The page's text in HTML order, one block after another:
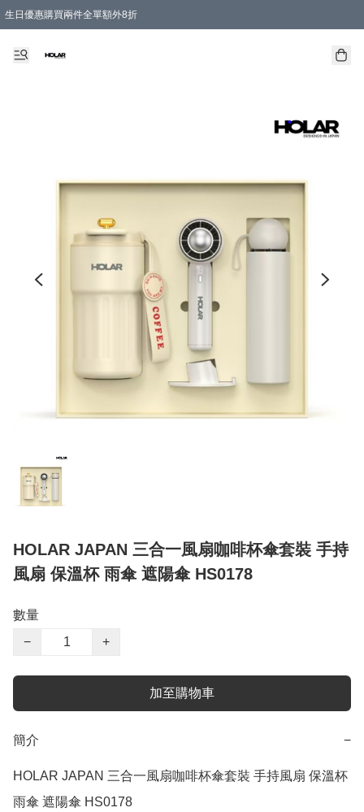
生日優惠購買兩件全單額外8折
HOLAR JAPAN 三合一風扇咖啡杯傘套裝 手持
風扇 保溫杯 雨傘 遮陽傘 HS0178
數量
−
+
加至購物車
簡介 −
HOLAR JAPAN 三合一風扇咖啡杯傘套裝 手持風扇 保溫杯
雨傘 遮陽傘 HS0178